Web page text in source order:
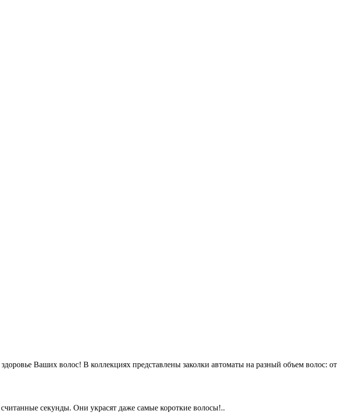
Ваших волос! В коллекциях представлены заколки автоматы на разный объем волос: от
секунды. Они украсят даже самые короткие волосы!..